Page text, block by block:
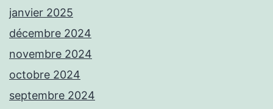
janvier 2025
décembre 2024
novembre 2024
octobre 2024
septembre 2024